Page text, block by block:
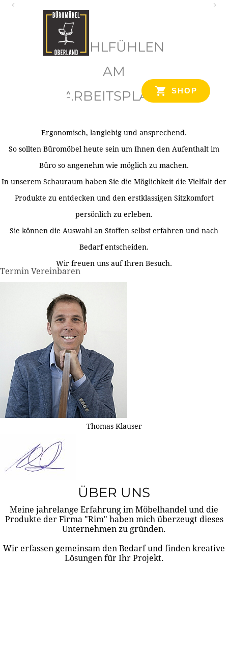
SHOP
WOHLFÜHLEN
AM
ARBEITSPLATZ
Ergonomisch, langlebig und ansprechend.
So sollten Büromöbel heute sein um Ihnen den Aufenthalt im
Büro so angenehm wie möglich zu machen.
In unserem Schauraum haben Sie die Möglichkeit die Vielfalt der
Produkte zu entdecken und den erstklassigen Sitzkomfort
persönlich zu erleben.
Sie können die Auswahl an Stoffen selbst erfahren und nach
Bedarf entscheiden.
Wir freuen uns auf Ihren Besuch.
Termin Vereinbaren
Thomas Klauser
ÜBER UNS
Meine jahrelange Erfahrung im Möbelhandel und die
Produkte der Firma "Rim" haben mich überzeugt dieses
Unternehmen zu gründen.
Wir erfassen gemeinsam den Bedarf und finden kreative
Lösungen für Ihr Projekt.